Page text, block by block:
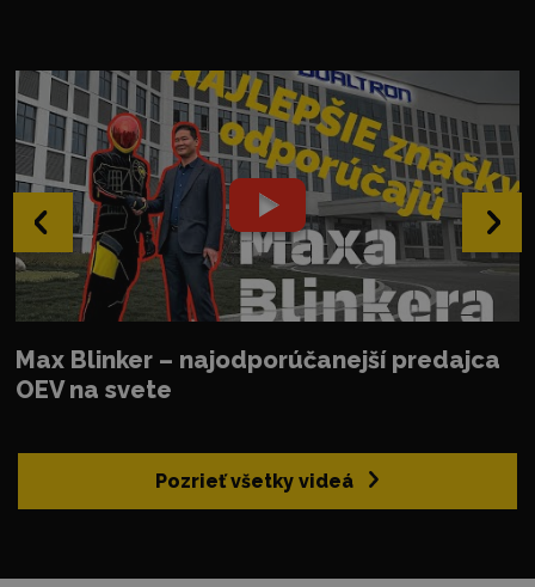
Pozrieť všetky videá
Max Blinker – najodporúčanejší predajca
OEV na svete
‹ ›